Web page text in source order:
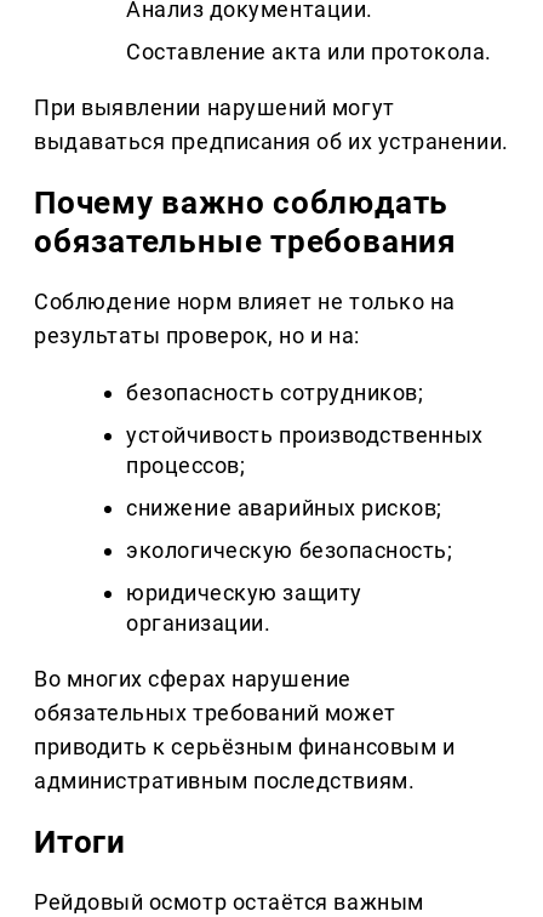
Анализ документации.
Составление акта или протокола.
При выявлении нарушений могут
выдаваться предписания об их устранении.
Почему важно соблюдать
обязательные требования
Соблюдение норм влияет не только на
результаты проверок, но и на:
безопасность сотрудников;
устойчивость производственных
процессов;
снижение аварийных рисков;
экологическую безопасность;
юридическую защиту
организации.
Во многих сферах нарушение
обязательных требований может
приводить к серьёзным финансовым и
административным последствиям.
Итоги
Рейдовый осмотр остаётся важным